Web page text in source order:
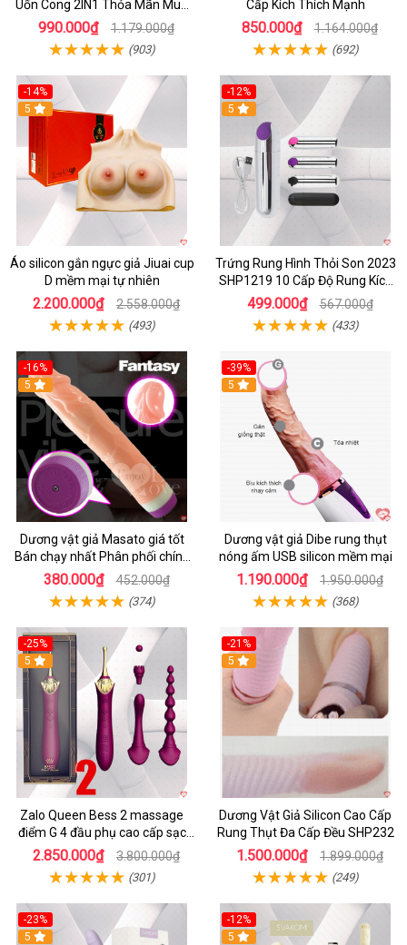
Uốn Cong 2IN1 Thỏa Mãn Mua
Ngay
990.000₫ 1.179.000₫
(903)
Cấp Kích Thích Mạnh
850.000₫ 1.164.000₫
(692)
-14%
5
Áo silicon gắn ngực giả Jiuai cup
D mềm mại tự nhiên
2.200.000₫ 2.558.000₫
(493)
-12%
5
Trứng Rung Hình Thỏi Son 2023
SHP1219 10 Cấp Độ Rung Kích
Thích
499.000₫ 567.000₫
(433)
-16%
5
Dương vật giả Masato giá tốt
Bán chạy nhất Phân phối chính
hãng
380.000₫ 452.000₫
(374)
-39%
5
Dương vật giả Dibe rung thụt
nóng ấm USB silicon mềm mại
1.190.000₫ 1.950.000₫
(368)
-25%
5
Zalo Queen Bess 2 massage
điểm G 4 đầu phụ cao cấp sạc
tiện lợi
2.850.000₫ 3.800.000₫
(301)
-21%
5
Dương Vật Giả Silicon Cao Cấp
Rung Thụt Đa Cấp Đều SHP232
1.500.000₫ 1.899.000₫
(249)
-23%
5
-12%
5